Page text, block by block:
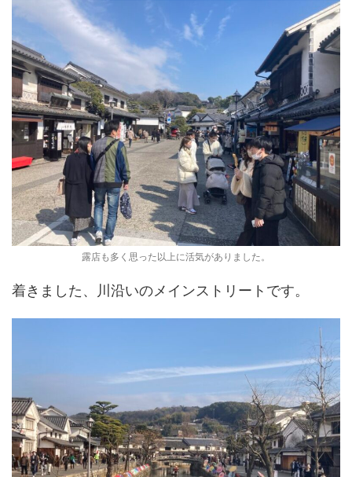
露店も多く思った以上に活気がありました。
着きました、川沿いのメインストリートです。